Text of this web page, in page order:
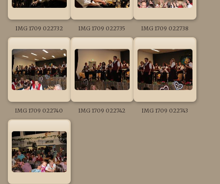
IMG 1709 022732 IMG 1709 022735 IMG 1709 022738
IMG 1709 022740 IMG 1709 022742 IMG 1709 022743